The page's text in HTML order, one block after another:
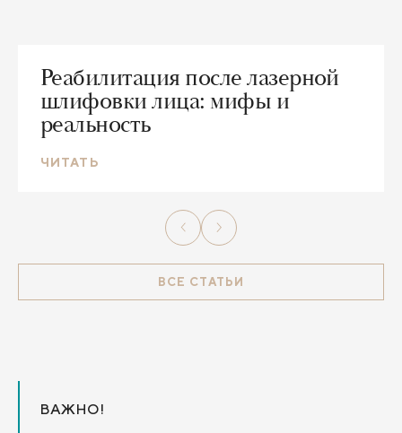
Реабилитация после лазерной
шлифовки лица: мифы и
реальность
ЧИТАТЬ
ВСЕ СТАТЬИ
ВАЖНО!